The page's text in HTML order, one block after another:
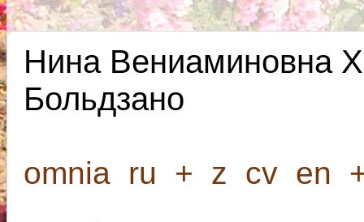
Нина Вениаминовна
Больдзано
omnia ru + z cv en